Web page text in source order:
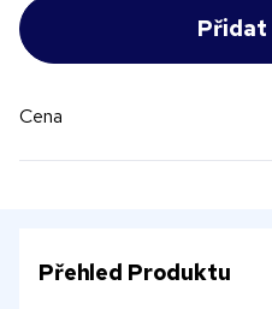
Cena
Přehled Produktu